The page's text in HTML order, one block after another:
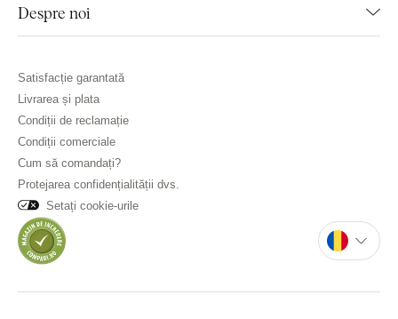
Despre noi
Satisfacție garantată
Livrarea și plata
Condiții de reclamație
Condiții comerciale
Cum să comandați?
Protejarea confidențialității dvs.
Setați cookie-urile